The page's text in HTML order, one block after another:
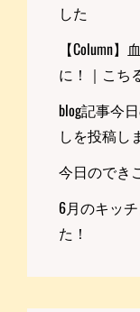
した
【Column
に！｜こち
blog記事今
しを投稿し
今日のでき
6月のキッチ
た！